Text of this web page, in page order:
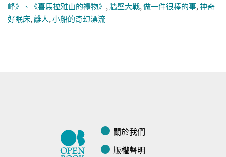
峰》、《喜馬拉雅山的禮物》 ,牆壁大戰,做一件很棒的事,神奇
好眠床,離人,小船的奇幻漂流
關於我們
版權聲明